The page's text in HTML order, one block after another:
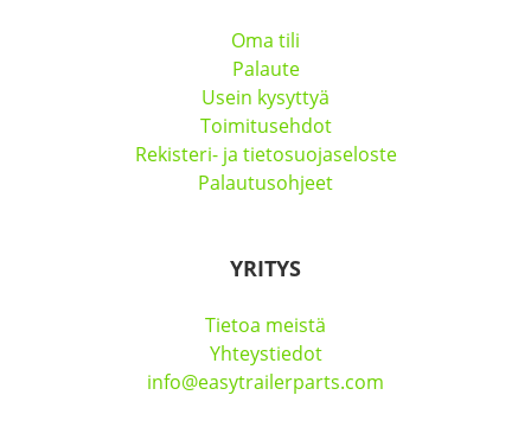
Oma tili
Palaute
Usein kysyttyä
Toimitusehdot
Rekisteri- ja tietosuojaseloste
Palautusohjeet
YRITYS
Tietoa meistä
Yhteystiedot
info@easytrailerparts.com